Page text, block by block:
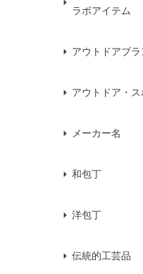
ラボアイテム
アウトドアブラ
アウトドア・
メーカー名
和包丁
洋包丁
伝統的工芸品